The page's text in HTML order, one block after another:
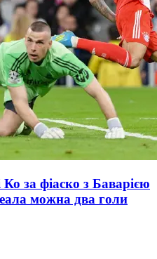
за фіаско з Баварією
можна два голи